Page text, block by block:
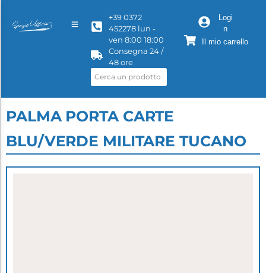
+39 0372
452278 lun -
ven 8:00 18:00
Consegna 24 /
48 ore
Logi
n
Il mio carrello
PALMA PORTA CARTE
BLU/VERDE MILITARE TUCANO